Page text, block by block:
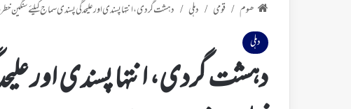
ھوم / قومی / دہلی / دہشت گردی، انتہا پسندی اور علیحدگی پسندی سماج کیلئے سنگین
دہلی
دہشت گردی، انتہا پسندی اور